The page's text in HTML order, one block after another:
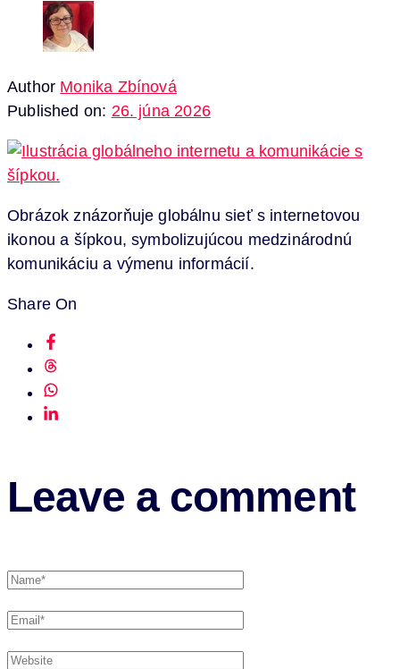
Author Monika Zbínová
Published on: 26. júna 2026
Obrázok znázorňuje globálnu sieť s internetovou
ikonou a šípkou, symbolizujúcou medzinárodnú
komunikáciu a výmenu informácií.
Share On
Leave a comment